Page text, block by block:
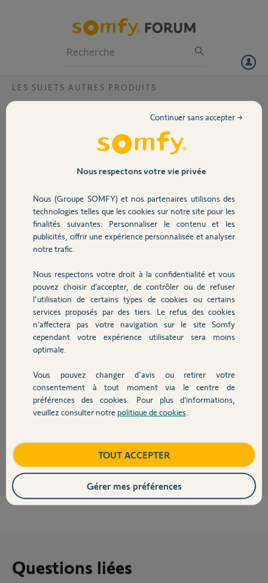
Volet
Sécurité
Domotique
Chauffage
Autres produits
Devis avec un pro
Contact
LES SUJETS AUTRES PRODUITS
Moi aussi j ai somfy V500 depuis près 4 ans qui sonne sans raison
Merci,
Sylvain G.
il y a plus de 4 ans
Participer au fil de discussion
Réponses
Bonjour
Attendez de voir ce qu'il se passe.
Si ça ne sonne plus, le problème se situe au niveau du câblage et/ou de
l'étanchéité.
Bonne journée !
Jean-Luc B. il y a plus de 4 ans
Questions liées
Nous respectons votre vie privée
Nous (Groupe SOMFY) et nos partenaires utilisons des
technologies telles que les cookies sur notre site pour les
finalités suivantes: Personnaliser le contenu et les
publicités, offrir une expérience personnalisée et analyser
notre trafic.
Nous respectons votre droit à la confidentialité et vous
pouvez choisir d’accepter, de contrôler ou de refuser
l'utilisation de certains types de cookies ou certains
services proposés par des tiers. Le refus des cookies
n’affectera pas votre navigation sur le site Somfy
cependant votre expérience utilisateur sera moins
optimale.
Vous pouvez changer d'avis ou retirer votre
consentement à tout moment via le centre de
préférences des cookies. Pour plus d’informations,
veuillez consulter notre politique de cookies
Continuer sans accepter →
TOUT ACCEPTER
Gérer mes préférences